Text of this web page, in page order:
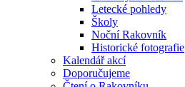
Letecké pohledy
Školy
Noční Rakovník
Historické fotografie
Kalendář akcí
Doporučujeme